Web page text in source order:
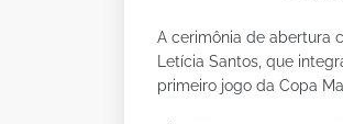
A cerimônia de abertura
Letícia Santos, que
primeiro jogo da Copa